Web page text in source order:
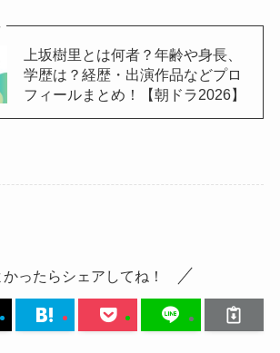
上坂樹里とは何者？年齢や身長、
学歴は？経歴・出演作品などプロ
フィールまとめ！【朝ドラ2026】
かったらシェアしてね！